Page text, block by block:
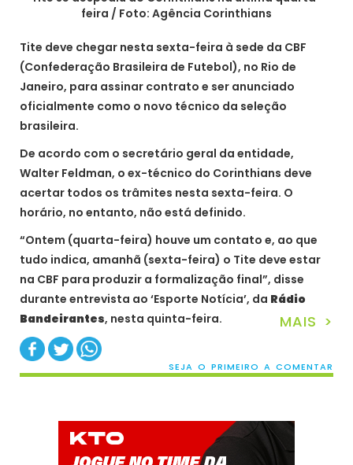
feira / Foto: Agência Corinthians
Tite deve chegar nesta sexta-feira à sede da CBF
(Confederação Brasileira de Futebol), no Rio de
Janeiro, para assinar contrato e ser anunciado
oficialmente como o novo técnico da seleção
brasileira.
De acordo com o secretário geral da entidade,
Walter Feldman, o ex-técnico do Corinthians deve
acertar todos os trâmites nesta sexta-feira. O
horário, no entanto, não está definido.
“Ontem (quarta-feira) houve um contato e, ao que
tudo indica, amanhã (sexta-feira) o Tite deve estar
na CBF para produzir a formalização final”, disse
durante entrevista ao ‘Esporte Notícia’, da Rádio
Bandeirantes, nesta quinta-feira. MAIS >
SEJA O PRIMEIRO A COMENTAR